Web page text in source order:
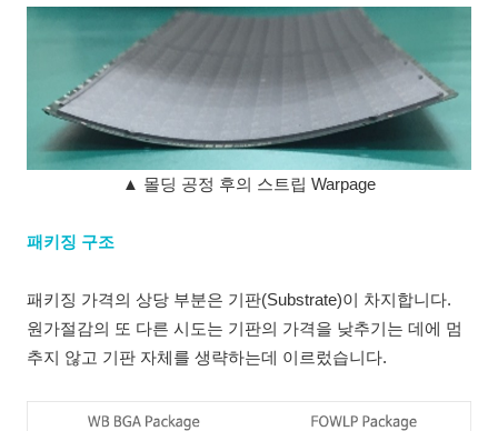
▲ 몰딩 공정 후의 스트립 Warpage
패키징 구조
패키징 가격의 상당 부분은 기판(Substrate)이 차지합니다.
원가절감의 또 다른 시도는 기판의 가격을 낮추기는 데에 멈
추지 않고 기판 자체를 생략하는데 이르렀습니다.